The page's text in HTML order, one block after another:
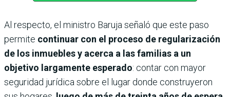
Al respecto, el ministro Baruja señaló que este paso
permite continuar con el proceso de regularización
de los inmuebles y acerca a las familias a un
objetivo largamente esperado: contar con mayor
seguridad jurídica sobre el lugar donde construyeron